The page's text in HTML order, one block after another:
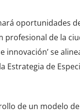
oportunidades
de la
se
de
de un modelo